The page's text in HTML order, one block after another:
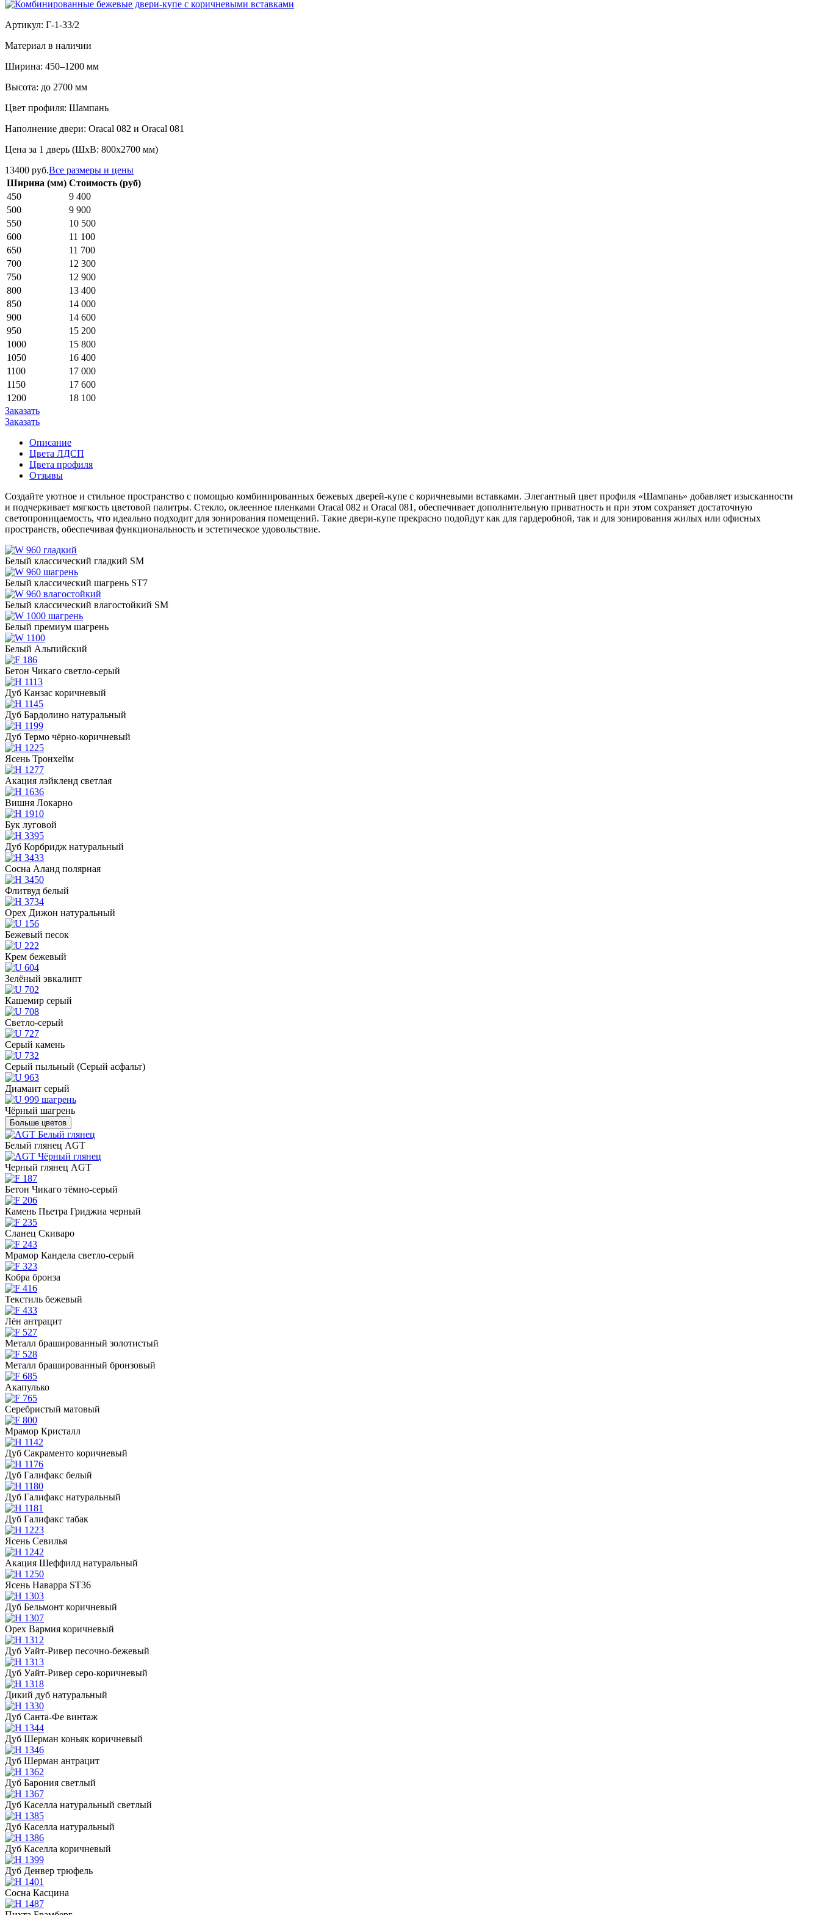
Артикул: Г-1-33/2
Материал в наличии
Ширина: 450–1200 мм
Высота: до 2700 мм
Цвет профиля: Шампань
Наполнение двери: Oracal 082 и Oracal 081
Цена за 1 дверь (ШхВ: 800х2700 мм)
13400 руб.Все размеры и цены
Ширина (мм) Стоимость (руб)
450
9 400
500
9 900
550
10 500
600
11 100
650
11 700
700
12 300
750
12 900
800
13 400
850
14 000
900
14 600
950
15 200
1000
15 800
1050
16 400
1100
17 000
1150
17 600
1200
18 100
Заказать
Заказать
Описание
Цвета ЛДСП
Цвета профиля
Отзывы
Создайте уютное и стильное пространство с помощью комбинированных бежевых дверей-купе с коричневыми вставками. Элегантный цвет профиля «Шампань» добавляет изысканности
и подчеркивает мягкость цветовой палитры. Стекло, оклеенное пленками Oracal 082 и Oracal 081, обеспечивает дополнительную приватность и при этом сохраняет достаточную
светопроницаемость, что идеально подходит для зонирования помещений. Такие двери-купе прекрасно подойдут как для гардеробной, так и для зонирования жилых или офисных
пространств, обеспечивая функциональность и эстетическое удовольствие.
Белый классический гладкий SM
Белый классический шагрень ST7
Белый классический влагостойкий SM
Белый премиум шагрень
Белый Альпийский
Бетон Чикаго светло-серый
Дуб Канзас коричневый
Дуб Бардолино натуральный
Дуб Термо чёрно-коричневый
Ясень Тронхейм
Акация лэйкленд светлая
Вишня Локарно
Бук луговой
Дуб Корбридж натуральный
Сосна Аланд полярная
Флитвуд белый
Орех Дижон натуральный
Бежевый песок
Крем бежевый
Зелёный эвкалипт
Кашемир серый
Светло-серый
Серый камень
Серый пыльный (Серый асфальт)
Диамант серый
Чёрный шагрень
Больше цветов
Белый глянец AGT
Черный глянец AGT
Бетон Чикаго тёмно-серый
Камень Пьетра Гриджиа черный
Сланец Скиваро
Мрамор Кандела светло-серый
Кобра бронза
Текстиль бежевый
Лён антрацит
Металл брашированный золотистый
Металл брашированный бронзовый
Акапулько
Серебристый матовый
Мрамор Кристалл
Дуб Сакраменто коричневый
Дуб Галифакс белый
Дуб Галифакс натуральный
Дуб Галифакс табак
Ясень Севилья
Акация Шеффилд натуральный
Ясень Наварра ST36
Дуб Бельмонт коричневый
Орех Вармия коричневый
Дуб Уайт-Ривер песочно-бежевый
Дуб Уайт-Ривер серо-коричневый
Дикий дуб натуральный
Дуб Санта-Фе винтаж
Дуб Шерман коньяк коричневый
Дуб Шерман антрацит
Дуб Барония светлый
Дуб Каселла натуральный светлый
Дуб Каселла натуральный
Дуб Каселла коричневый
Дуб Денвер трюфель
Сосна Касцина